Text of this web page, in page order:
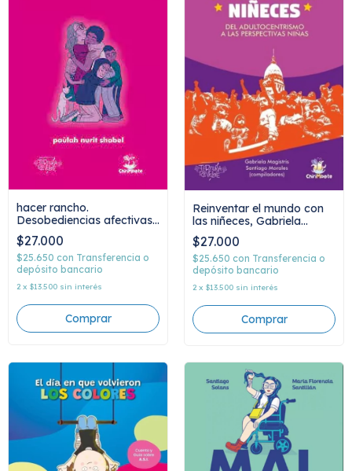
hacer rancho.
Desobediencias afectivas
contra el adultocentrismo,
paulah nurit shabel
$27.000
$25.650 con Transferencia o
depósito bancario
2 x $13.500 sin interés
Reinventar el mundo con
las niñeces, Gabriela
Magistris y Santiago
Morales
$27.000
$25.650 con Transferencia o
depósito bancario
2 x $13.500 sin interés